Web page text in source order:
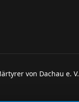
von Dachau e. V.